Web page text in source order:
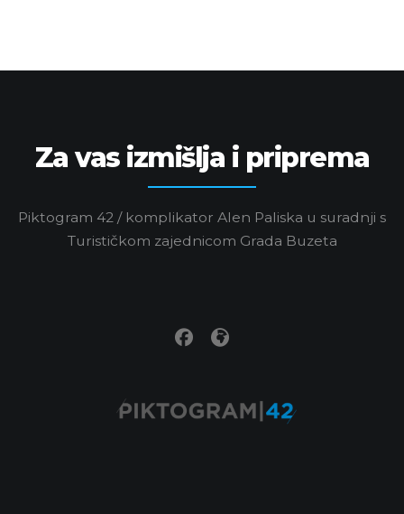
Za vas izmišlja i priprema
Piktogram 42 / komplikator Alen Paliska u suradnji s
Turističkom zajednicom Grada Buzeta